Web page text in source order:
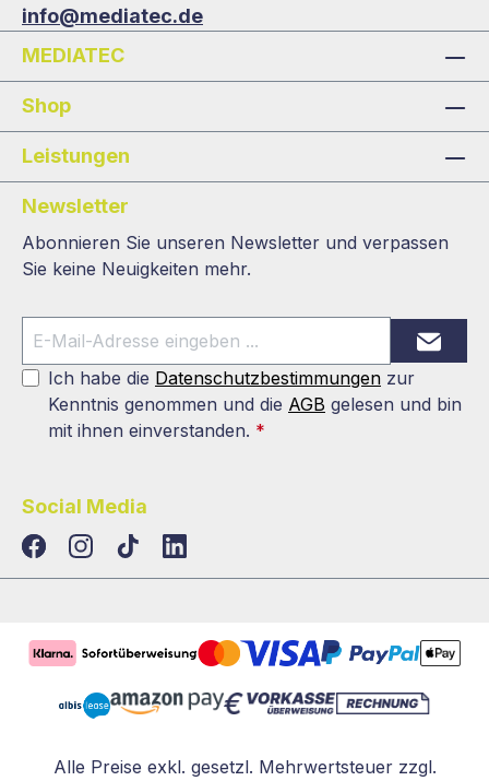
info@mediatec.de
MEDIATEC
Shop
Leistungen
Newsletter
Abonnieren Sie unseren Newsletter und verpassen
Sie keine Neuigkeiten mehr.
Ich habe die Datenschutzbestimmungen zur
Kenntnis genommen und die AGB gelesen und bin
mit ihnen einverstanden. *
Social Media
TikTokLinkedIn
Alle Preise exkl. gesetzl. Mehrwertsteuer zzgl.